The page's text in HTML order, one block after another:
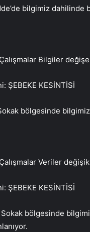
bilgimiz
Bilgiler
ŞEBEKE KESİNTİSİ
bölgesinde
Veriler
ŞEBEKE KESİNTİSİ
bölgesinde